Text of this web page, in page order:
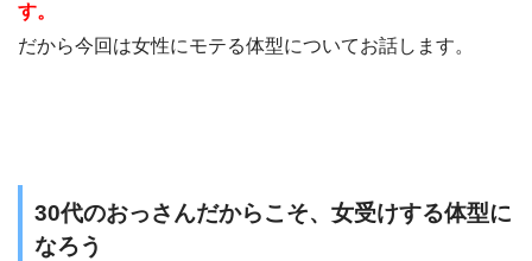
す。
だから今回は女性にモテる体型についてお話します。
30代のおっさんだからこそ、女受けする体型に
なろう